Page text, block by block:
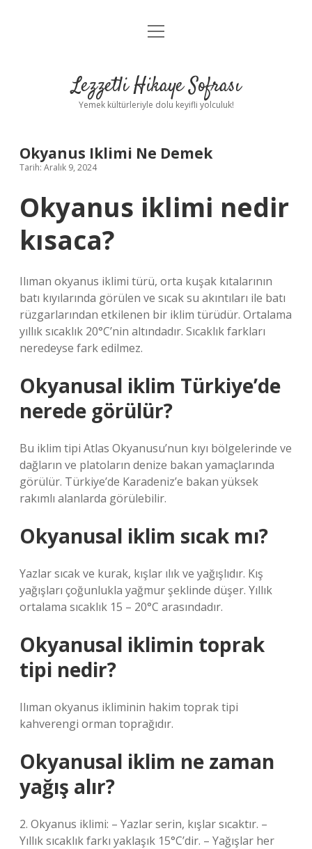
Anasayfa
Yasal Uyarı
menüyü
Lezzetli Hikaye Sofrası
Yemek kültürleriyle dolu keyifli yolculuk!
Okyanus Iklimi Ne Demek
Tarih: Aralık 9, 2024
Okyanus iklimi nedir
kısaca?
Ilıman okyanus iklimi türü, orta kuşak kıtalarının
batı kıyılarında görülen ve sıcak su akıntıları ile batı
rüzgarlarından etkilenen bir iklim türüdür. Ortalama
yıllık sıcaklık 20°C’nin altındadır. Sıcaklık farkları
neredeyse fark edilmez.
Okyanusal iklim Türkiye’de
nerede görülür?
Bu iklim tipi Atlas Okyanusu’nun kıyı bölgelerinde ve
dağların ve platoların denize bakan yamaçlarında
görülür. Türkiye’de Karadeniz’e bakan yüksek
rakımlı alanlarda görülebilir.
Okyanusal iklim sıcak mı?
Yazlar sıcak ve kurak, kışlar ılık ve yağışlıdır. Kış
yağışları çoğunlukla yağmur şeklinde düşer. Yıllık
ortalama sıcaklık 15 – 20°C arasındadır.
Okyanusal iklimin toprak
tipi nedir?
Ilıman okyanus ikliminin hakim toprak tipi
kahverengi orman toprağıdır.
Okyanusal iklim ne zaman
yağış alır?
2. Okyanus iklimi: – Yazlar serin, kışlar sıcaktır. –
Yıllık sıcaklık farkı yaklaşık 15°C’dir. – Yağışlar her